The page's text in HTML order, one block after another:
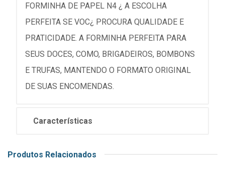
FORMINHA DE PAPEL N4 ¿ A ESCOLHA
PERFEITA SE VOC¿ PROCURA QUALIDADE E
PRATICIDADE. A FORMINHA PERFEITA PARA
SEUS DOCES, COMO, BRIGADEIROS, BOMBONS
E TRUFAS, MANTENDO O FORMATO ORIGINAL
DE SUAS ENCOMENDAS.
Características
Produtos Relacionados